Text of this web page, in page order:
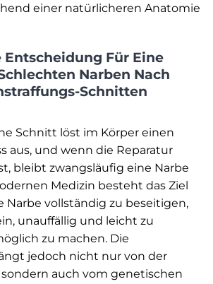
einer natürlicheren Anatomie
Für Eine
Narben Nach
Schnitten
Schnitt löst im Körper einen
aus, und wenn die Reparatur
bleibt zwangsläufig eine Narbe
Medizin besteht das Ziel
Narbe vollständig zu beseitigen,
unauffällig und leicht zu
zu machen. Die
jedoch nicht nur von der
auch vom genetischen